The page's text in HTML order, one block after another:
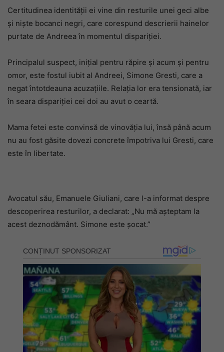
Certitudinea identității ei vine din resturile unei geci albe
și niște bocanci negri, care corespund descrierii hainelor
purtate de Andreea în momentul dispariției.
Principalul suspect, inițial pentru răpire și acum și pentru
omor, este fostul iubit al Andreei, Simone Gresti, care a
negat întotdeauna acuzațiile. Relația lor era tensionată, iar
în seara dispariției cei doi au avut o ceartă.
Mama fetei este convinsă de vinovăția lui, însă până acum
nu au fost găsite dovezi concrete împotriva lui Gresti, care
este în libertate.
Avocatul său, Emanuele Giuliani, care l-a informat despre
descoperirea resturilor, a declarat: „Nu mă așteptam la
acest deznodământ. Simone este șocat.”